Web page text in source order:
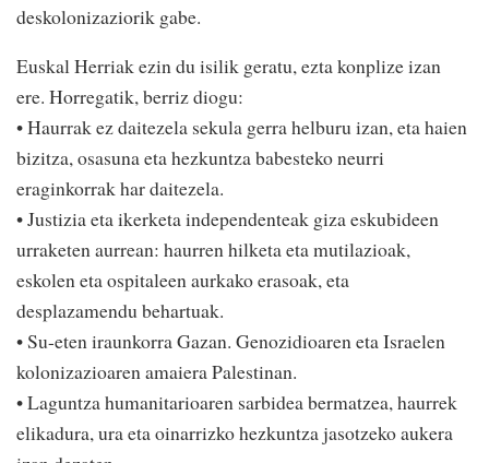
deskolonizaziorik gabe.
Euskal Herriak ezin du isilik geratu, ezta konplize izan
ere. Horregatik, berriz diogu:
• Haurrak ez daitezela sekula gerra helburu izan, eta haien
bizitza, osasuna eta hezkuntza babesteko neurri
eraginkorrak har daitezela.
• Justizia eta ikerketa independenteak giza eskubideen
urraketen aurrean: haurren hilketa eta mutilazioak,
eskolen eta ospitaleen aurkako erasoak, eta
desplazamendu behartuak.
• Su-eten iraunkorra Gazan. Genozidioaren eta Israelen
kolonizazioaren amaiera Palestinan.
• Laguntza humanitarioaren sarbidea bermatzea, haurrek
elikadura, ura eta oinarrizko hezkuntza jasotzeko aukera